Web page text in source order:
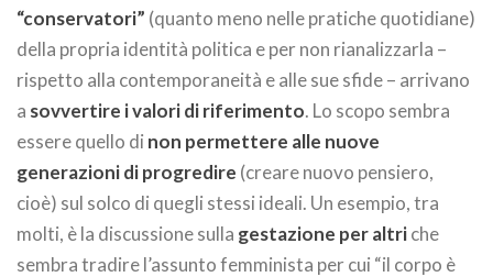
“conservatori” (quanto meno nelle pratiche quotidiane)
della propria identità politica e per non rianalizzarla –
rispetto alla contemporaneità e alle sue sfide – arrivano
a sovvertire i valori di riferimento. Lo scopo sembra
essere quello di non permettere alle nuove
generazioni di progredire (creare nuovo pensiero,
cioè) sul solco di quegli stessi ideali. Un esempio, tra
molti, è la discussione sulla gestazione per altriche
sembra tradire l’assunto femminista per cui “il corpo è